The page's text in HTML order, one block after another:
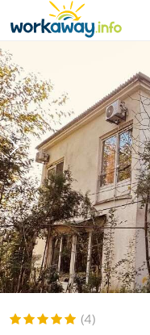
CONTENT
MAIN NAVIGATION
(4)